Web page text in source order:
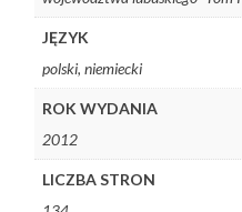
JĘZYK
polski, niemiecki
ROK WYDANIA
2012
LICZBA STRON